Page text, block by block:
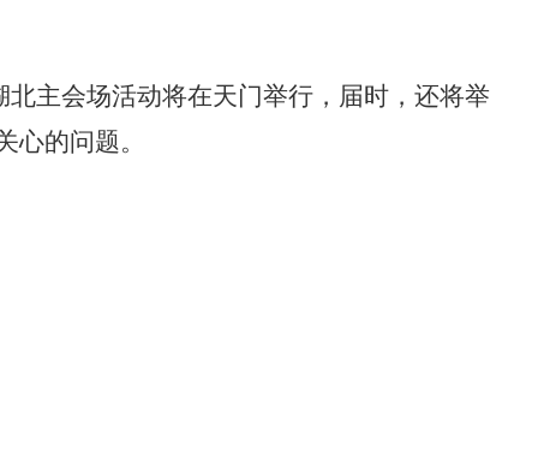
主会场活动将在天门举行，届时，还将举
的问题。